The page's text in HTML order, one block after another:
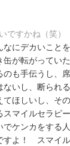
すかね（笑）
なにデカいこと
缶が転がってい
のも手伝うし、
ないし、断られ
てほしいし、そ
スマイルセラピ
でケンカをする
すよ！ スマイ